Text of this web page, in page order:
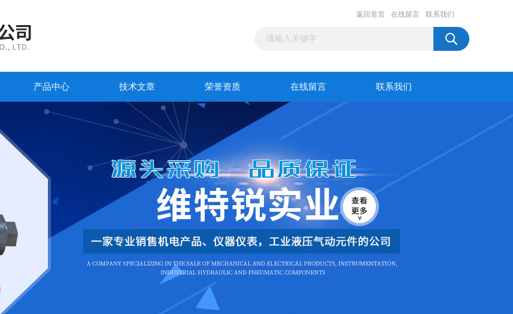
返回首页 在线留言 联系我们
产品中心 技术文章 荣誉资质 在线留言 联系我们